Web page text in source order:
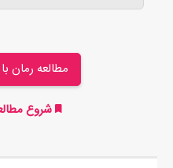
مطالعه رمان
شروع